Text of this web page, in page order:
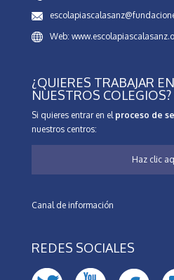
Web:
¿QUIERES TRABAJAR
NUESTROS COLEGIOS?
Si quieres entrar en el proceso de
nuestros centros:
Haz clic
Canal de información
REDES SOCIALES